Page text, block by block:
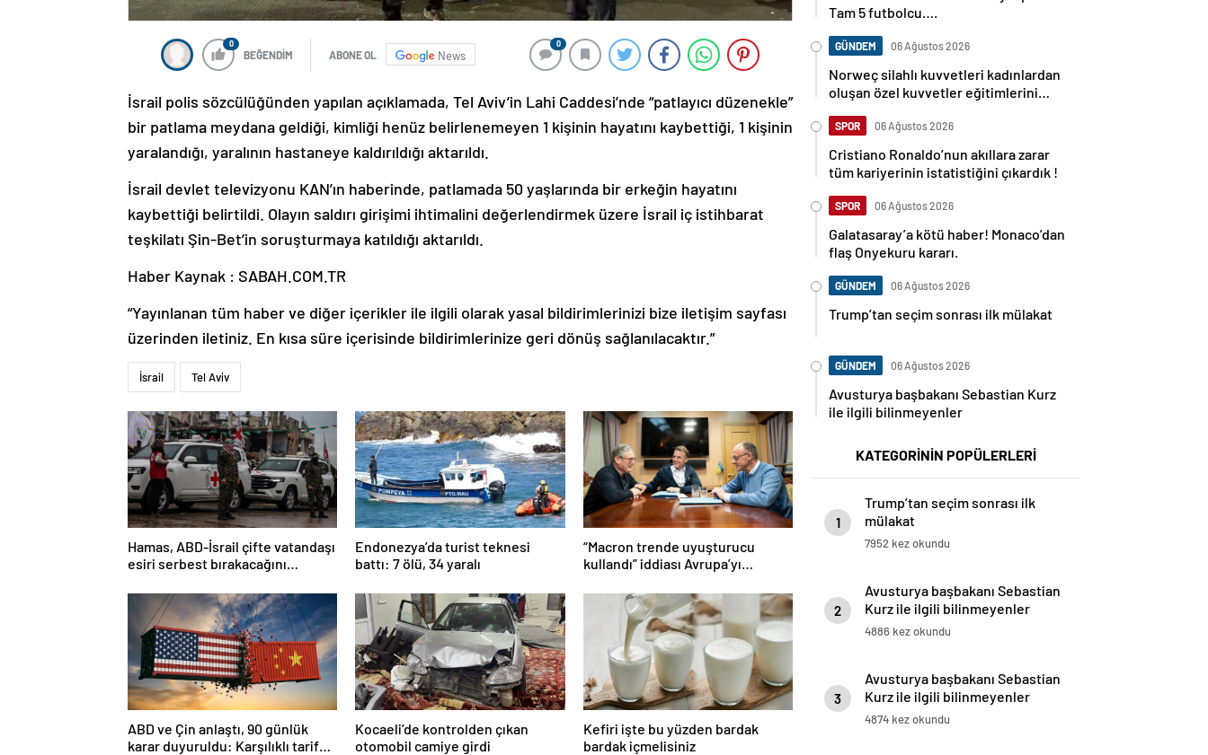
0
BEĞENDİM ABONE OL News
0
İsrail polis sözcülüğünden yapılan açıklamada, Tel Aviv’in Lahi Caddesi’nde “patlayıcı düzenekle”
bir patlama meydana geldiği, kimliği henüz belirlenemeyen 1 kişinin hayatını kaybettiği, 1 kişinin
yaralandığı, yaralının hastaneye kaldırıldığı aktarıldı.
İsrail devlet televizyonu KAN’ın haberinde, patlamada 50 yaşlarında bir erkeğin hayatını
kaybettiği belirtildi. Olayın saldırı girişimi ihtimalini değerlendirmek üzere İsrail iç istihbarat
teşkilatı Şin-Bet’in soruşturmaya katıldığı aktarıldı.
Haber Kaynak : SABAH.COM.TR
“Yayınlanan tüm haber ve diğer içerikler ile ilgili olarak yasal bildirimlerinizi bize iletişim sayfası
üzerinden iletiniz. En kısa süre içerisinde bildirimlerinize geri dönüş sağlanılacaktır.”
İsrail Tel Aviv
Hamas, ABD-İsrail çifte vatandaşı
esiri serbest bırakacağını
Endonezya’da turist teknesi
battı: 7 ölü, 34 yaralı
“Macron trende uyuşturucu
kullandı” iddiası Avrupa’yı
“peçeteli” yalanlama geldi!
ABD ve Çin anlaştı, 90 günlük
karar duyuruldu: Karşılıklı tarife
Kocaeli’de kontrolden çıkan
otomobil camiye girdi
Kefiri işte bu yüzden bardak
bardak içmelisiniz
Tam 5 futbolcu….
GÜNDEM 06 Ağustos 2026
Norweç silahlı kuvvetleri kadınlardan
oluşan özel kuvvetler eğitimlerini
SPOR 06 Ağustos 2026
Cristiano Ronaldo’nun akıllara zarar
tüm kariyerinin istatistiğini çıkardık !
SPOR 06 Ağustos 2026
Galatasaray’a kötü haber! Monaco’dan
flaş Onyekuru kararı.
GÜNDEM 06 Ağustos 2026
Trump’tan seçim sonrası ilk mülakat
GÜNDEM 06 Ağustos 2026
Avusturya başbakanı Sebastian Kurz
ile ilgili bilinmeyenler
KATEGORİNİN POPÜLERLERİ
1
Trump’tan seçim sonrası ilk
mülakat
7952 kez okundu
2
Avusturya başbakanı Sebastian
Kurz ile ilgili bilinmeyenler
4886 kez okundu
3
Avusturya başbakanı Sebastian
Kurz ile ilgili bilinmeyenler
4874 kez okundu